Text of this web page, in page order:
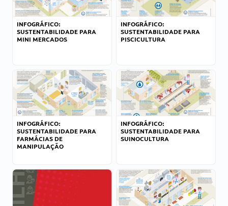
INFOGRÁFICO:
SUSTENTABILIDADE PARA
MINI MERCADOS
INFOGRÁFICO:
SUSTENTABILIDADE PARA
PISCICULTURA
INFOGRÁFICO:
SUSTENTABILIDADE PARA
FARMÁCIAS DE
MANIPULAÇÃO
INFOGRÁFICO:
SUSTENTABILIDADE PARA
SUINOCULTURA